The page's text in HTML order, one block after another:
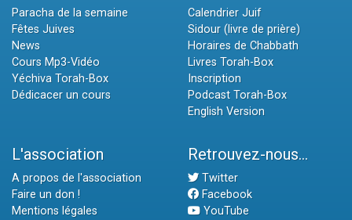
Paracha de la semaine
Fêtes Juives
News
Cours Mp3-Vidéo
Yéchiva Torah-Box
Dédicacer un cours
Calendrier Juif
Sidour (livre de prière)
Horaires de Chabbath
Livres Torah-Box
Inscription
Podcast Torah-Box
English Version
L'association
A propos de l'association
Faire un don !
Mentions légales
Retrouvez-nous...
Twitter
Facebook
YouTube